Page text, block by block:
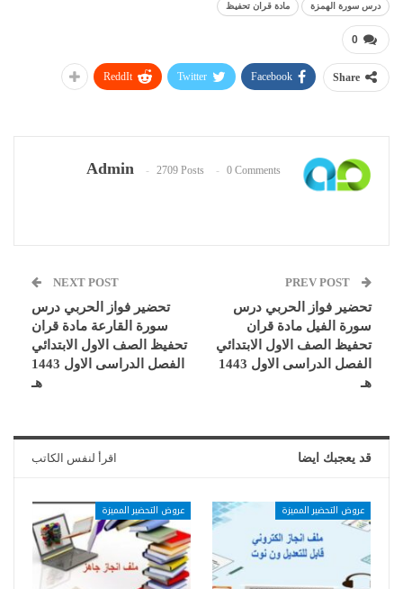
درس سورة الهمزة مادة قران تحفيظ
0
Share
Facebook
Twitter
ReddIt
Admin 2709 Posts 0 Comments
تحضير فواز الحربي درس
سورة الفيل مادة قران
تحفيظ الصف الاول الابتدائي
الفصل الدراسى الاول 1443
هـ
NEXT POST
تحضير فواز الحربي درس
سورة القارعة مادة قران
تحفيظ الصف الاول الابتدائي
الفصل الدراسى الاول 1443
هـ
قد يعجبك ايضا اقرأ لنفس الكاتب
عروض التحضير المميزة عروض التحضير المميزة